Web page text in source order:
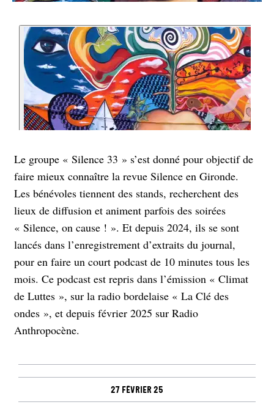
Le groupe « Silence 33 » s’est donné pour objectif de
faire mieux connaître la revue Silence en Gironde.
Les bénévoles tiennent des stands, recherchent des
lieux de diffusion et animent parfois des soirées
« Silence, on cause ! ». Et depuis 2024, ils se sont
lancés dans l’enregistrement d’extraits du journal,
pour en faire un court podcast de 10 minutes tous les
mois. Ce podcast est repris dans l’émission « Climat
de Luttes », sur la radio bordelaise « La Clé des
ondes », et depuis février 2025 sur Radio
Anthropocène.
27 février 25